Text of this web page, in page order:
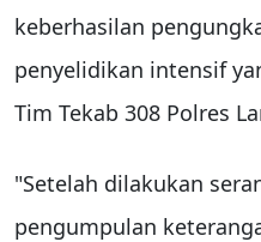
keberhasilan
penyelidikan intensif
Tim Tekab 308 Polres
"Setelah dilakukan
pengumpulan